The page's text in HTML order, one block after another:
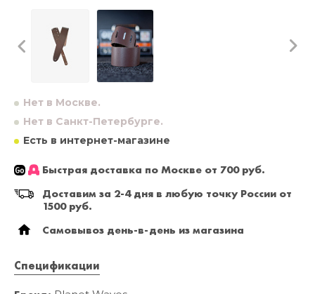
Нет в Москве.
Нет в Санкт-Петербурге.
Есть в интернет-магазине
Быстрая доставка по Москве от 700 руб.
Доставим за 2-4 дня в любую точку России от
1500 руб.
Самовывоз день-в-день из магазина
Спецификации